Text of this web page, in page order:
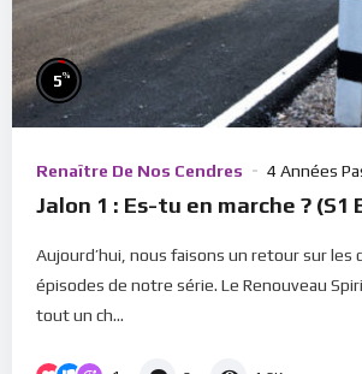
5%
Renaître De Nos Cendres 4 Années
Jalon 1 : Es-tu en marche ? (S1
Aujourd’hui, nous faisons un retour sur les
épisodes de notre série. Le Renouveau
tout un ch...